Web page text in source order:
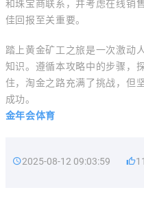
和珠宝商联系，并考虑在线销
佳回报至关重要。
踏上黄金矿工之旅是一次激动
知识。遵循本攻略中的步骤，
住，淘金之路充满了挑战，但
成功。
金年会体育
2025-08-12 09:03:59